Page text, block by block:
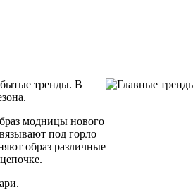
тренды. В
модницы нового
под горло
образ различные